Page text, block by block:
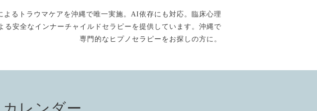
るトラウマケアを沖縄で唯一実施。AI依存にも対応。臨床心理
る安全なインナーチャイルドセラピーを提供しています。沖縄で
専門的なヒプノセラピーをお探しの方に。